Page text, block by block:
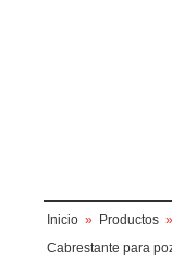
Inicio » Productos »
Cabrestante para